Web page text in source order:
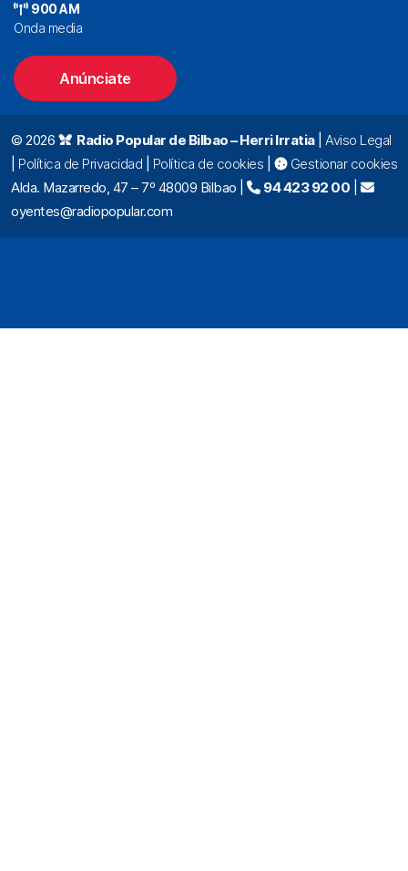
900 AM
Onda media
Anúnciate
© 2026 Radio Popular de Bilbao – Herri Irratia| Aviso Legal
Política de Privacidad Política de cookies
Gestionar cookies
Alda. Mazarredo, 47 – 7º 48009 Bilbao |
94 423 92 00
oyentes@radiopopular.com